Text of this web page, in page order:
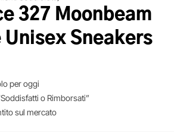
327 Moonbeam
Unisex Sneakers
per oggi
o Rimborsati”
sul mercato